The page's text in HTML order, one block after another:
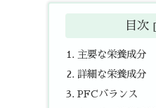
目次
主要な栄養成分
詳細な栄養成分
PFCバランス